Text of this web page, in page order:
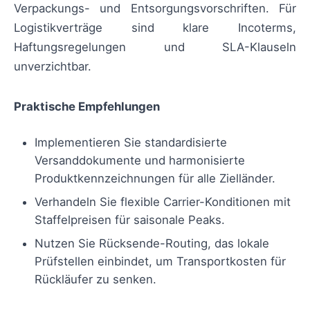
Verpackungs- und Entsorgungsvorschriften. Für
Logistikverträge sind klare Incoterms,
Haftungsregelungen und SLA-Klauseln
unverzichtbar.
Praktische Empfehlungen
Implementieren Sie standardisierte
Versanddokumente und harmonisierte
Produktkennzeichnungen für alle Zielländer.
Verhandeln Sie flexible Carrier-Konditionen mit
Staffelpreisen für saisonale Peaks.
Nutzen Sie Rücksende-Routing, das lokale
Prüfstellen einbindet, um Transportkosten für
Rückläufer zu senken.